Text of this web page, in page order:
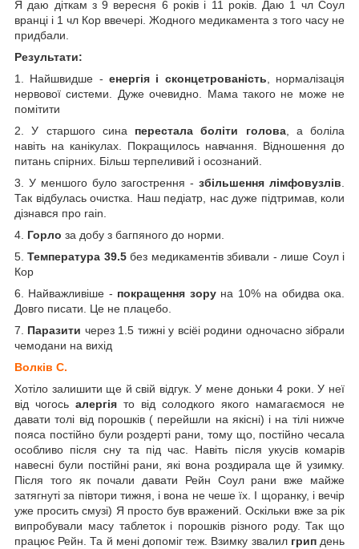
Я даю діткам з 9 вересня 6 років і 11 років. Даю 1 чл Соул
вранці і 1 чл Кор ввечері. Жодного медикамента з того часу не
придбали.
Результати:
1. Найшвидше - енергія і сконцетрованість, нормалізація
нервової системи. Дуже очевидно. Мама такого не може не
помітити
2. У старшого сина перестала боліти голова, а боліла
навіть на канікулах. Покращилось навчання. Відношення до
питань спірних. Більш терпеливий і осознаний.
3. У меншого було загострення -збільшення лімфовузлів.
Так відбулась очистка. Наш педіатр, нас дуже підтримав, коли
дізнався про rain.
4. Горло за добу з багпяного до норми.
5.Температура 39.5без медикаментів збивали - лише Соул і
Кор
6. Найважливіше - покращення зоруна 10% на обидва ока.
Довго писати. Це не плацебо.
7. Паразити через 1.5 тижні у всіёі родини одночасно зібрали
чемодани на вихід
Волків С.
Хотіло залишити ще й свій відгук. У мене доньки 4 роки. У неї
від чогось алергія то від солодкого якого намагаємося не
давати толі від порошків ( перейшли на якісні) і на тілі нижче
пояса постійно були роздерті рани, тому що, постійно чесала
особливо після сну та під час. Навіть після укусів комарів
навесні були постійні рани, які вона роздирала ще й узимку.
Після того як почали давати Рейн Соул рани вже майже
затягнуті за півтори тижня, і вона не чеше їх. І щоранку, і вечір
уже просить смузі) Я просто був вражений. Оскільки вже за рік
випробували масу таблеток і порошків різного роду. Так що
працює Рейн. Та й мені допоміг теж. Взимку звалил грипдень